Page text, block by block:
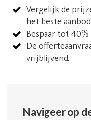
Vergelijk de
het beste aanbod.
Bespaar tot
De
vrijblijvend.
Navigeer op